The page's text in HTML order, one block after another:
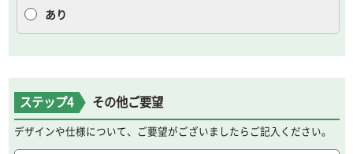
あり
ステップ4 その他ご要望
デザインや仕様について、ご要望がございましたらご記入ください。